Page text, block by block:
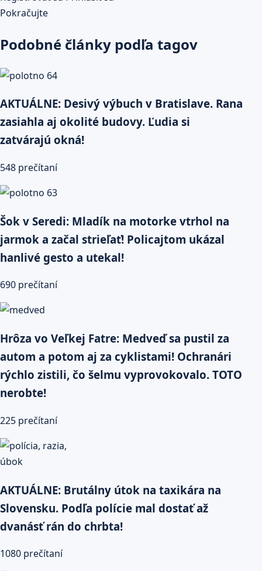
Pokračujte
Podobné články podľa tagov
AKTUÁLNE: Desivý výbuch v Bratislave. Rana
zasiahla aj okolité budovy. Ľudia si
zatvárajú okná!
548 prečítaní
Šok v Seredi: Mladík na motorke vtrhol na
jarmok a začal strieľať! Policajtom ukázal
hanlivé gesto a utekal!
690 prečítaní
Hrôza vo Veľkej Fatre: Medveď sa pustil za
autom a potom aj za cyklistami! Ochranári
rýchlo zistili, čo šelmu vyprovokovalo. TOTO
nerobte!
225 prečítaní
AKTUÁLNE: Brutálny útok na taxikára na
Slovensku. Podľa polície mal dostať až
dvanásť rán do chrbta!
1080 prečítaní